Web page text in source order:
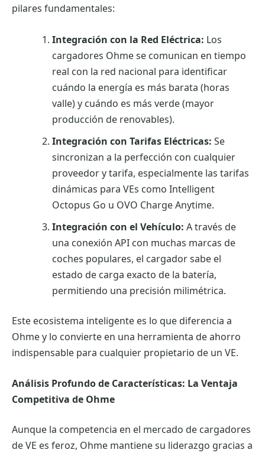
pilares fundamentales:
Integración con la Red Eléctrica: Los
cargadores Ohme se comunican en tiempo
real con la red nacional para identificar
cuándo la energía es más barata (horas
valle) y cuándo es más verde (mayor
producción de renovables).
Integración con Tarifas Eléctricas: Se
sincronizan a la perfección con cualquier
proveedor y tarifa, especialmente las tarifas
dinámicas para VEs como Intelligent
Octopus Go u OVO Charge Anytime.
Integración con el Vehículo: A través de
una conexión API con muchas marcas de
coches populares, el cargador sabe el
estado de carga exacto de la batería,
permitiendo una precisión milimétrica.
Este ecosistema inteligente es lo que diferencia a
Ohme y lo convierte en una herramienta de ahorro
indispensable para cualquier propietario de un VE.
Análisis Profundo de Características: La Ventaja
Competitiva de Ohme
Aunque la competencia en el mercado de cargadores
de VE es feroz, Ohme mantiene su liderazgo gracias a